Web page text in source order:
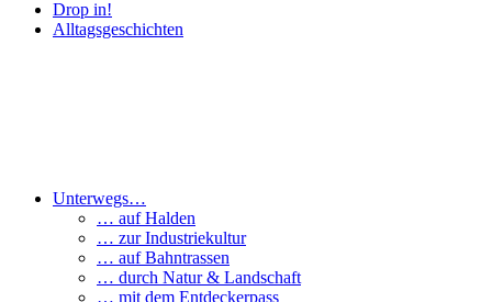
Drop in!
Alltagsgeschichten
Unterwegs…
… auf Halden
… zur Industriekultur
… auf Bahntrassen
… durch Natur & Landschaft
… mit dem Entdeckerpass